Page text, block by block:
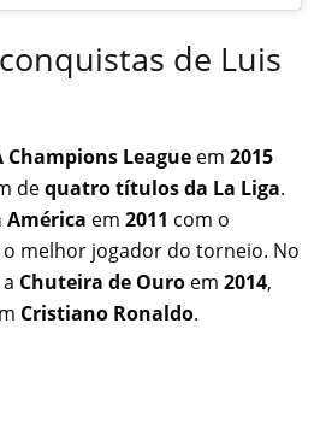
de Luis
Champions League em 2015
dequatro títulos da La Liga.
América em 2011 com o
o melhor jogador do torneio. No
Chuteira de Ouro em 2014,
Cristiano Ronaldo.